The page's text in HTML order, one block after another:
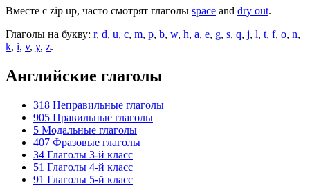
Вместе с zip up, часто смотрят глаголы space and dry out.
Глаголы на букву: r, d, u, c, m, p, b, w, h, a, e, g, s, q, j, l, t, f, o, n,
k, i, v, y, z.
Английские глаголы
318 Неправильные глаголы
905 Правильные глаголы
5 Модальные глаголы
407 Фразовые глаголы
34 Глаголы 3-й класс
51 Глаголы 4-й класс
91 Глаголы 5-й класс